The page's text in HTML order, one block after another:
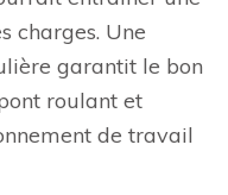
charges. Une
garantit le bon
roulant et
de travail